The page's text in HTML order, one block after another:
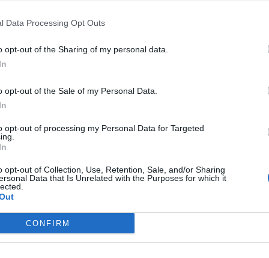
Data Processing Opt Outs
opt-out of the Sharing of my personal data.
opt-out of the Sale of my Personal Data.
opt-out of processing my Personal Data for Targeted
opt-out of Collection, Use, Retention, Sale, and/or Sharing
Data that Is Unrelated with the Purposes for which it
CONFIRM
perché si è dimesso?
verificare il prof. Vandone ha rimesso le deleghe. Quelle
Franco Trussi che le assommerà a quelle che già
altre.